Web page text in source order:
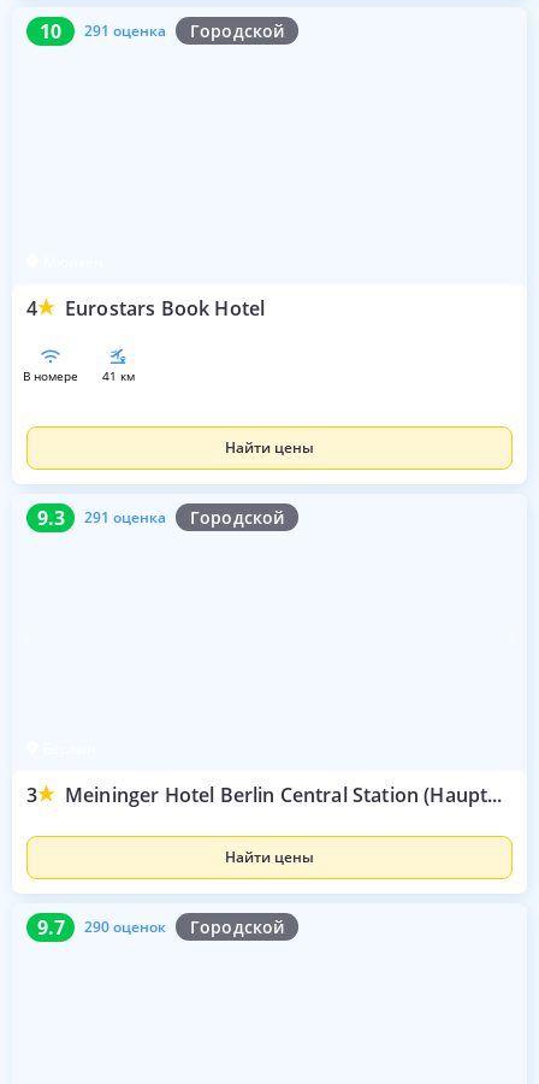
10 291 оценка Городской
4 Eurostars Book Hotel
10 291 оценка
в номере 41 км
Найти цены
9.3 291 оценка Городской
3 Meininger Hotel Berlin Central Station (Hauptbahnhof)
9.3 291 оценка
Найти цены
9.7 290 оценок Городской
9.7 290 оценок